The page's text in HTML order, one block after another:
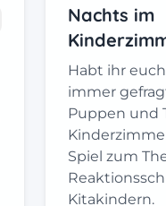
Nachts im
Habt ihr
immer
Puppen und
Spiel zum
Kitakindern.